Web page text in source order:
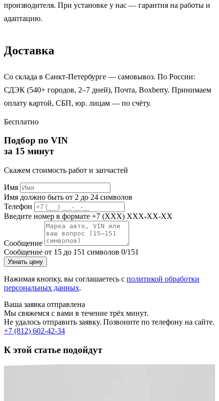
производителя. При установке у нас — гарантия на работы и
адаптацию.
Доставка
Со склада в Санкт-Петербурге — самовывоз. По России:
СДЭК (540+ городов, 2–7 дней), Почта, Boxberry. Принимаем
оплату картой, СБП, юр. лицам — по счёту.
Бесплатно
Подбор по VIN
за 15 минут
Скажем стоимость работ и запчастей
Имя
Имя должно быть от 2 до 24 символов
Телефон
Введите номер в формате +7 (XXX) XXX-XX-XX
Сообщение
Сообщение от 15 до 151 символов 0/151
Узнать цену
Нажимая кнопку, вы соглашаетесь с политикой обработки
персональных данных.
Ваша заявка отправлена
Мы свяжемся с вами в течение трёх минут.
Не удалось отправить заявку. Позвоните по телефону на сайте.
+7 (812) 602-42-34
К этой статье подойдут